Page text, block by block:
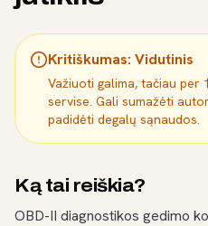
Kritiškumas: Vidutinis
Važiuoti galima, tačiau per
servise. Gali sumažėti
padidėti degalų sąnaudos.
Ką tai reiškia?
OBD-II diagnostikos gedimo